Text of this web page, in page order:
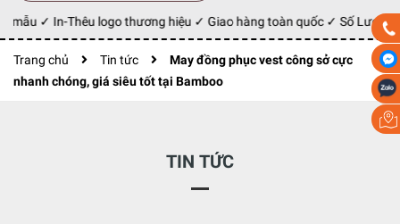
✓ In-Thêu logo thương hiệu ✓ Giao hàng toàn quốc ✓ Số Lượng
Trang chủ Tin tức
May đồng phục vest công sở cực
nhanh chóng, giá siêu tốt tại Bamboo
TIN TỨC